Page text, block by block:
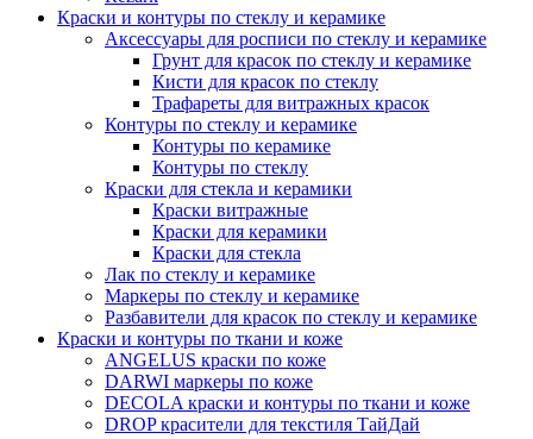
Краски и контуры по стеклу и керамике
Аксессуары для росписи по стеклу и керамике
Грунт для красок по стеклу и керамике
Кисти для красок по стеклу
Трафареты для витражных красок
Контуры по стеклу и керамике
Контуры по керамике
Контуры по стеклу
Краски для стекла и керамики
Краски витражные
Краски для керамики
Краски для стекла
Лак по стеклу и керамике
Маркеры по стеклу и керамике
Разбавители для красок по стеклу и керамике
Краски и контуры по ткани и коже
ANGELUS краски по коже
DARWI маркеры по коже
DECOLA краски и контуры по ткани и коже
DROP красители для текстиля ТайДай